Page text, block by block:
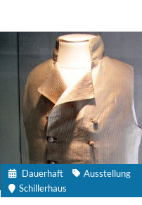
Dauerhaft
Ausstellung
Schillerhaus